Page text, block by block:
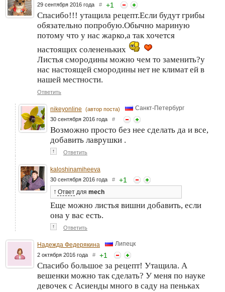
29 сентября 2016 года # +1
Спасибо!!! утащила рецепт.Если будут грибы
обязательно попробую.Обычно мариную
потому что у нас жарко,а так хочется
настоящих солененьких
Листья смородины можно чем то заменить?у
нас настоящей смородины нет не климат ей в
нашей местности.
Ответить
nikeyonline (автор поста) Санкт-Петербург
30 сентября 2016 года #
Возможно просто без нее сделать да и все,
добавить лаврушки .
↑ Ответить
kaloshinamiheeva
30 сентября 2016 года # +1
↑ Ответ для mech
Еще можно листья вишни добавить, если
она у вас есть.
↑ Ответить
Надежда Федерякина Липецк
2 октября 2016 года # +1
Спасибо большое за рецепт! Утащила. А
вешенки можно так сделать? У меня по науке
девочек с Асиенды много в саду на пеньках